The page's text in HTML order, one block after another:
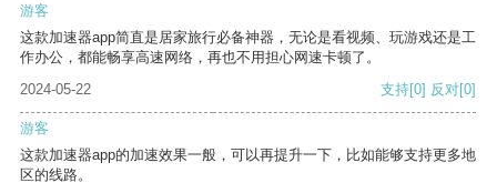
游客
这款加速器app简直是居家旅行必备神器，无论是看视频、玩游戏还是工
作办公，都能畅享高速网络，再也不用担心网速卡顿了。
2024-05-22
支持[0] 反对[0]
游客
这款加速器app的加速效果一般，可以再提升一下，比如能够支持更多地
区的线路。